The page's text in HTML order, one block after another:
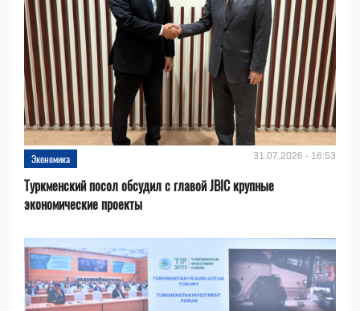
Экономика 31.07.2026 - 16:53
Туркменский посол обсудил с главой JBIC крупные
экономические проекты